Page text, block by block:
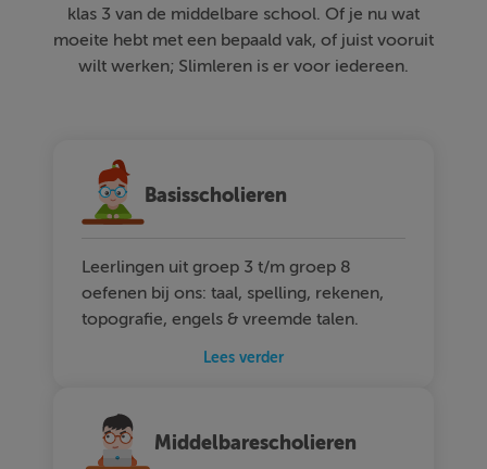
klas 3 van de middelbare school. Of je nu wat
moeite hebt met een bepaald vak, of juist vooruit
wilt werken; Slimleren is er voor iedereen.
Basisscholieren
Leerlingen uit groep 3 t/m groep 8
oefenen bij ons: taal, spelling, rekenen,
topografie, engels & vreemde talen.
Lees verder
Middelbarescholieren